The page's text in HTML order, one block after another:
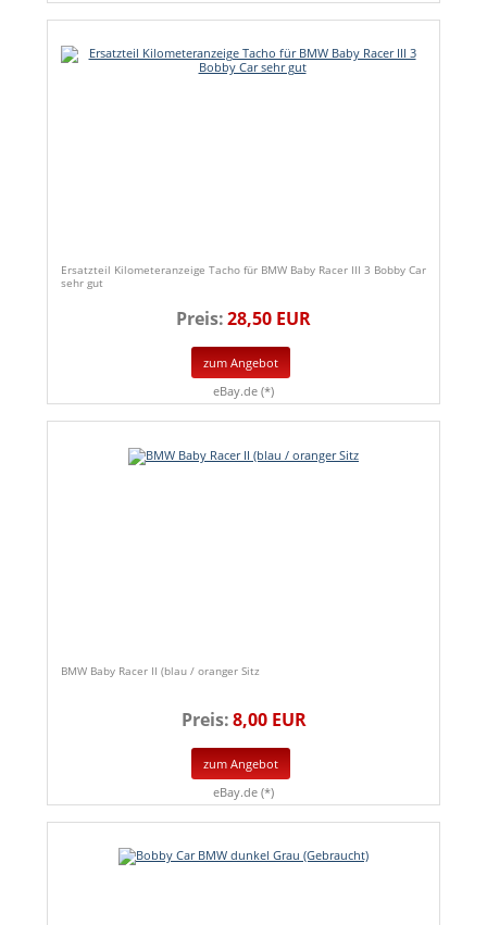
Ersatzteil Kilometeranzeige Tacho für BMW Baby Racer III 3 Bobby Car
sehr gut
Preis:28,50 EUR
zum Angebot
eBay.de (*)
BMW Baby Racer II (blau / oranger Sitz
Preis:8,00 EUR
zum Angebot
eBay.de (*)